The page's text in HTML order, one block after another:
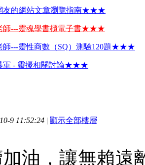
的網站文章瀏覽指南★★★
---靈魂學書櫃電子書★★★
---靈性商數（SQ）測驗120題★★★
- 靈擾相關討論★★★
9 11:52:24 | 顯示全部樓層
油，讓無賴遠